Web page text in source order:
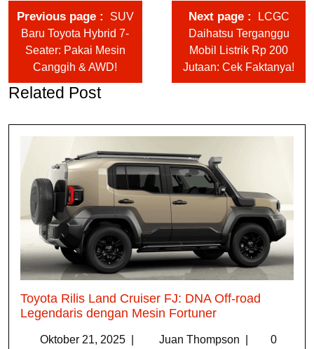
Previous page
SUV
Baru Toyota Hybrid 7-
Seater: Pakai Mesin
Canggih & AWD!
Next page
LCGC
Daihatsu Terganggu
Mobil Listrik Rp 200
Jutaan: Cek Faktanya!
Related Post
Toyota Rilis Land Cruiser FJ: DNA Off-road
Legendaris dengan Mesin Fortuner
Oktober 21, 2025 Juan Thompson
0